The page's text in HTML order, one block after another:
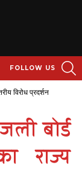
FOLLOW US
विरोध प्रदर्शन
बोर्ड
राज्य